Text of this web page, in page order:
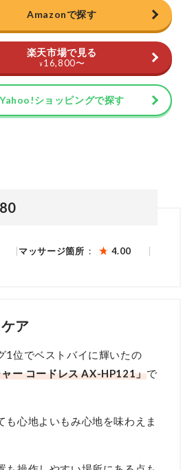
Amazonで探す
楽天市場で見る
¥ 16,800〜
Yahoo!ショッピングで探す
マッサージ箇所
4.00
ア
1位でベストバイに輝いたの
ー コードレス AX-HP121」で
心地よいもみ心地を味わえま